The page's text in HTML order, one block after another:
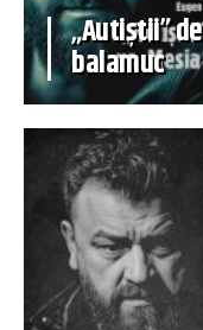
„Autiștii”
balamuc